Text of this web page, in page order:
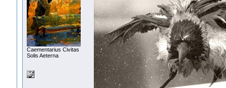
Сaementarius Civitas
Solis Aeterna